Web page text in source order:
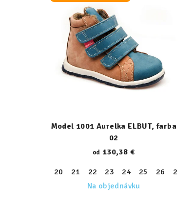
Model 1001 Aurelka ELBUT, farba
02
od 130,38 €
20 21 22 23 24 25 26 27
Na objednávku